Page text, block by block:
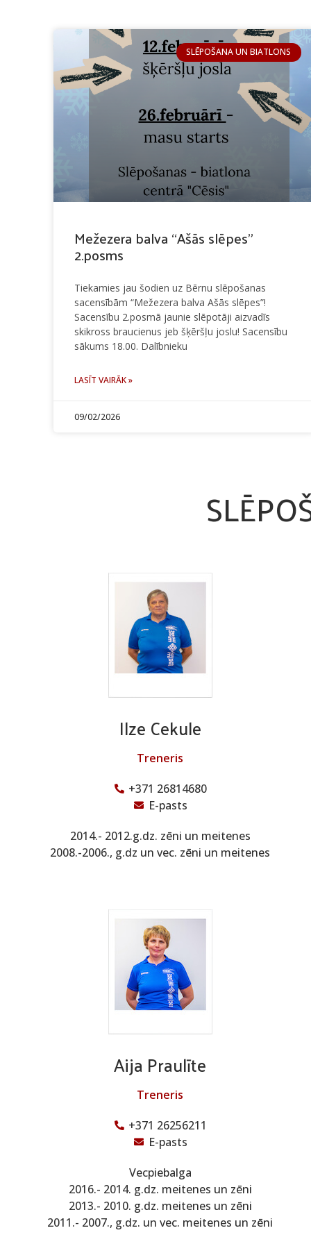
SLĒPOŠANA UN BIATLONS
Mežezera balva “Ašās slēpes”
2.posms
Tiekamies jau šodien uz Bērnu slēpošanas
sacensībām “Mežezera balva Ašās slēpes”!
Sacensību 2.posmā jaunie slēpotāji aizvadīs
skikross braucienus jeb šķēršļu joslu! Sacensību
sākums 18.00. Dalībnieku
LASĪT VAIRĀK »
09/02/2026
Ilze Cekule
Treneris
+371 26814680
E-pasts
2014.- 2012.g.dz. zēni un meitenes
2008.-2006., g.dz un vec. zēni un meitenes
Aija Praulīte
Treneris
+371 26256211
E-pasts
Vecpiebalga
2016.- 2014. g.dz. meitenes un zēni
2013.- 2010. g.dz. meitenes un zēni
2011.- 2007., g.dz. un vec. meitenes un zēni